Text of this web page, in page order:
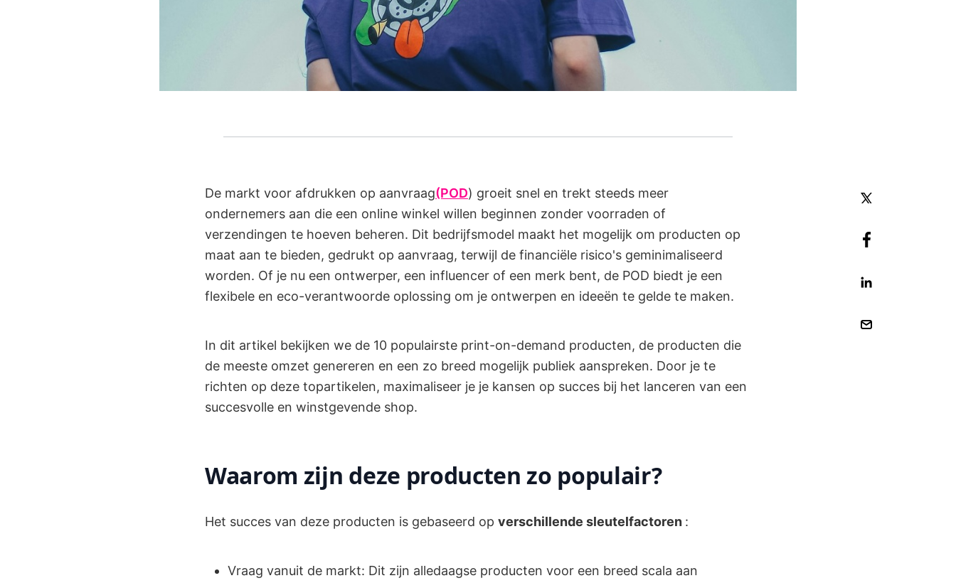
De markt voor afdrukken op aanvraag(POD) groeit snel en trekt steeds meer
ondernemers aan die een online winkel willen beginnen zonder voorraden of
verzendingen te hoeven beheren. Dit bedrijfsmodel maakt het mogelijk om producten op
maat aan te bieden, gedrukt op aanvraag, terwijl de financiële risico's geminimaliseerd
worden. Of je nu een ontwerper, een influencer of een merk bent, de POD biedt je een
flexibele en eco-verantwoorde oplossing om je ontwerpen en ideeën te gelde te maken.
In dit artikel bekijken we de 10 populairste print-on-demand producten, de producten die
de meeste omzet genereren en een zo breed mogelijk publiek aanspreken. Door je te
richten op deze topartikelen, maximaliseer je je kansen op succes bij het lanceren van een
succesvolle en winstgevende shop.
Waarom zijn deze producten zo populair?
Het succes van deze producten is gebaseerd op verschillende sleutelfactoren :
Vraag vanuit de markt: Dit zijn alledaagse producten voor een breed scala aan